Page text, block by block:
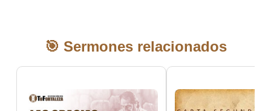
🎯 Sermones relacionados